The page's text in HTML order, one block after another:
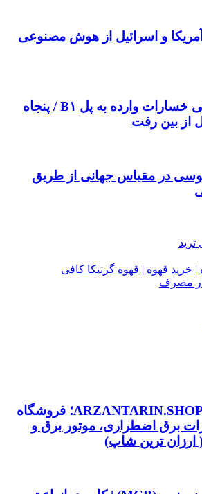
و اسرائیل از هوش مصنوعی
تشریح ابعاد فنی خسارات وارده به پل B۱ / پنجاه
از بین رفت
در مقیاس جهانی از طریق
ترید
| خرید قهوه | قهوه گرنیکا کافی
مصرف
افتتاح رسمی ARZANTARIN.SHOP؛ فروشگاه
برق اضطراری، موتور برق و
ارزان ترین شاپ)